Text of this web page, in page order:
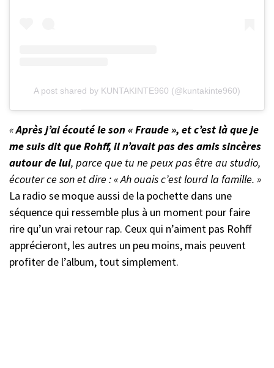
A post shared by KUNTAKINTE960 (@kuntakinte960)
«Après j’ai écouté le son « Fraude », et c’est là que je
me suis dit que Rohff, il n’avait pas des amis sincères
autour de lui, parce que tu ne peux pas être au studio,
écouter ce son et dire : « Ah ouais c’est lourd la famille. »
La radio se moque aussi de la pochette dans une
séquence qui ressemble plus à un moment pour faire
rire qu’un vrai retour rap. Ceux qui n’aiment pas Rohff
apprécieront, les autres un peu moins, mais peuvent
profiter de l’album, tout simplement.